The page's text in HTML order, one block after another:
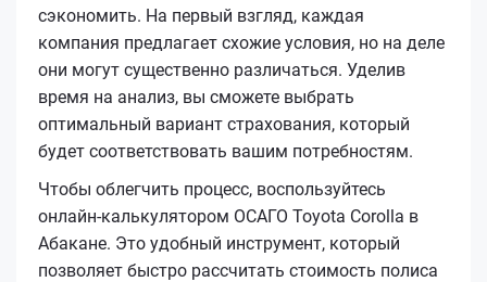
сэкономить. На первый взгляд, каждая
компания предлагает схожие условия, но на деле
они могут существенно различаться. Уделив
время на анализ, вы сможете выбрать
оптимальный вариант страхования, который
будет соответствовать вашим потребностям.
Чтобы облегчить процесс, воспользуйтесь
онлайн-калькулятором ОСАГО Toyota Corolla в
Абакане. Это удобный инструмент, который
позволяет быстро рассчитать стоимость полиса